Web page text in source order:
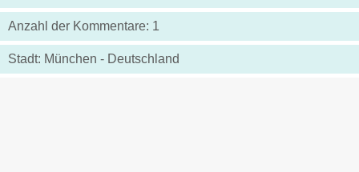
Anzahl der Kommentare: 1
Stadt: München - Deutschland